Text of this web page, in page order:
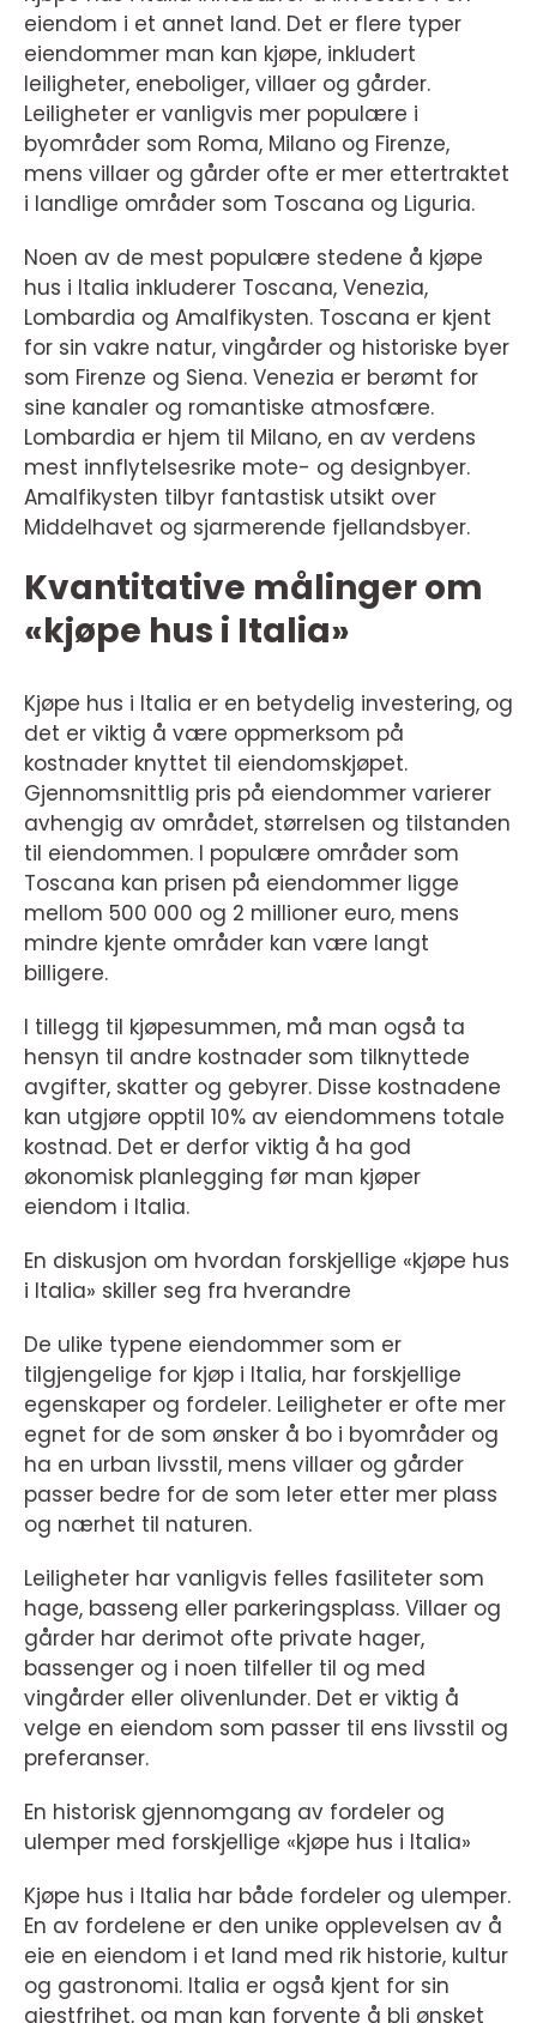
eiendom i et annet land. Det er flere typer
eiendommer man kan kjøpe, inkludert
leiligheter, eneboliger, villaer og gårder.
Leiligheter er vanligvis mer populære i
byområder som Roma, Milano og Firenze,
mens villaer og gårder ofte er mer ettertraktet
i landlige områder som Toscana og Liguria.
Noen av de mest populære stedene å kjøpe
hus i Italia inkluderer Toscana, Venezia,
Lombardia og Amalfikysten. Toscana er kjent
for sin vakre natur, vingårder og historiske byer
som Firenze og Siena. Venezia er berømt for
sine kanaler og romantiske atmosfære.
Lombardia er hjem til Milano, en av verdens
mest innflytelsesrike mote- og designbyer.
Amalfikysten tilbyr fantastisk utsikt over
Middelhavet og sjarmerende fjellandsbyer.
Kvantitative målinger om
«kjøpe hus i Italia»
Kjøpe hus i Italia er en betydelig investering, og
det er viktig å være oppmerksom på
kostnader knyttet til eiendomskjøpet.
Gjennomsnittlig pris på eiendommer varierer
avhengig av området, størrelsen og tilstanden
til eiendommen. I populære områder som
Toscana kan prisen på eiendommer ligge
mellom 500 000 og 2 millioner euro, mens
mindre kjente områder kan være langt
billigere.
I tillegg til kjøpesummen, må man også ta
hensyn til andre kostnader som tilknyttede
avgifter, skatter og gebyrer. Disse kostnadene
kan utgjøre opptil 10% av eiendommens totale
kostnad. Det er derfor viktig å ha god
økonomisk planlegging før man kjøper
eiendom i Italia.
En diskusjon om hvordan forskjellige «kjøpe hus
i Italia» skiller seg fra hverandre
De ulike typene eiendommer som er
tilgjengelige for kjøp i Italia, har forskjellige
egenskaper og fordeler. Leiligheter er ofte mer
egnet for de som ønsker å bo i byområder og
ha en urban livsstil, mens villaer og gårder
passer bedre for de som leter etter mer plass
og nærhet til naturen.
Leiligheter har vanligvis felles fasiliteter som
hage, basseng eller parkeringsplass. Villaer og
gårder har derimot ofte private hager,
bassenger og i noen tilfeller til og med
vingårder eller olivenlunder. Det er viktig å
velge en eiendom som passer til ens livsstil og
preferanser.
En historisk gjennomgang av fordeler og
ulemper med forskjellige «kjøpe hus i Italia»
Kjøpe hus i Italia har både fordeler og ulemper.
En av fordelene er den unike opplevelsen av å
eie en eiendom i et land med rik historie, kultur
og gastronomi. Italia er også kjent for sin
gjestfrihet, og man kan forvente å bli ønsket